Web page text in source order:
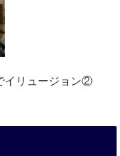
イリュージョン②